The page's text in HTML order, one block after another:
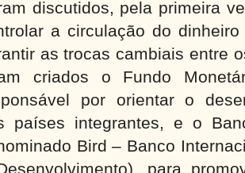
discutidos, pela primeira
a circulação do
as trocas cambiais entre
criados o Fundo
por orientar o
países integrantes, e o
Bird – Banco